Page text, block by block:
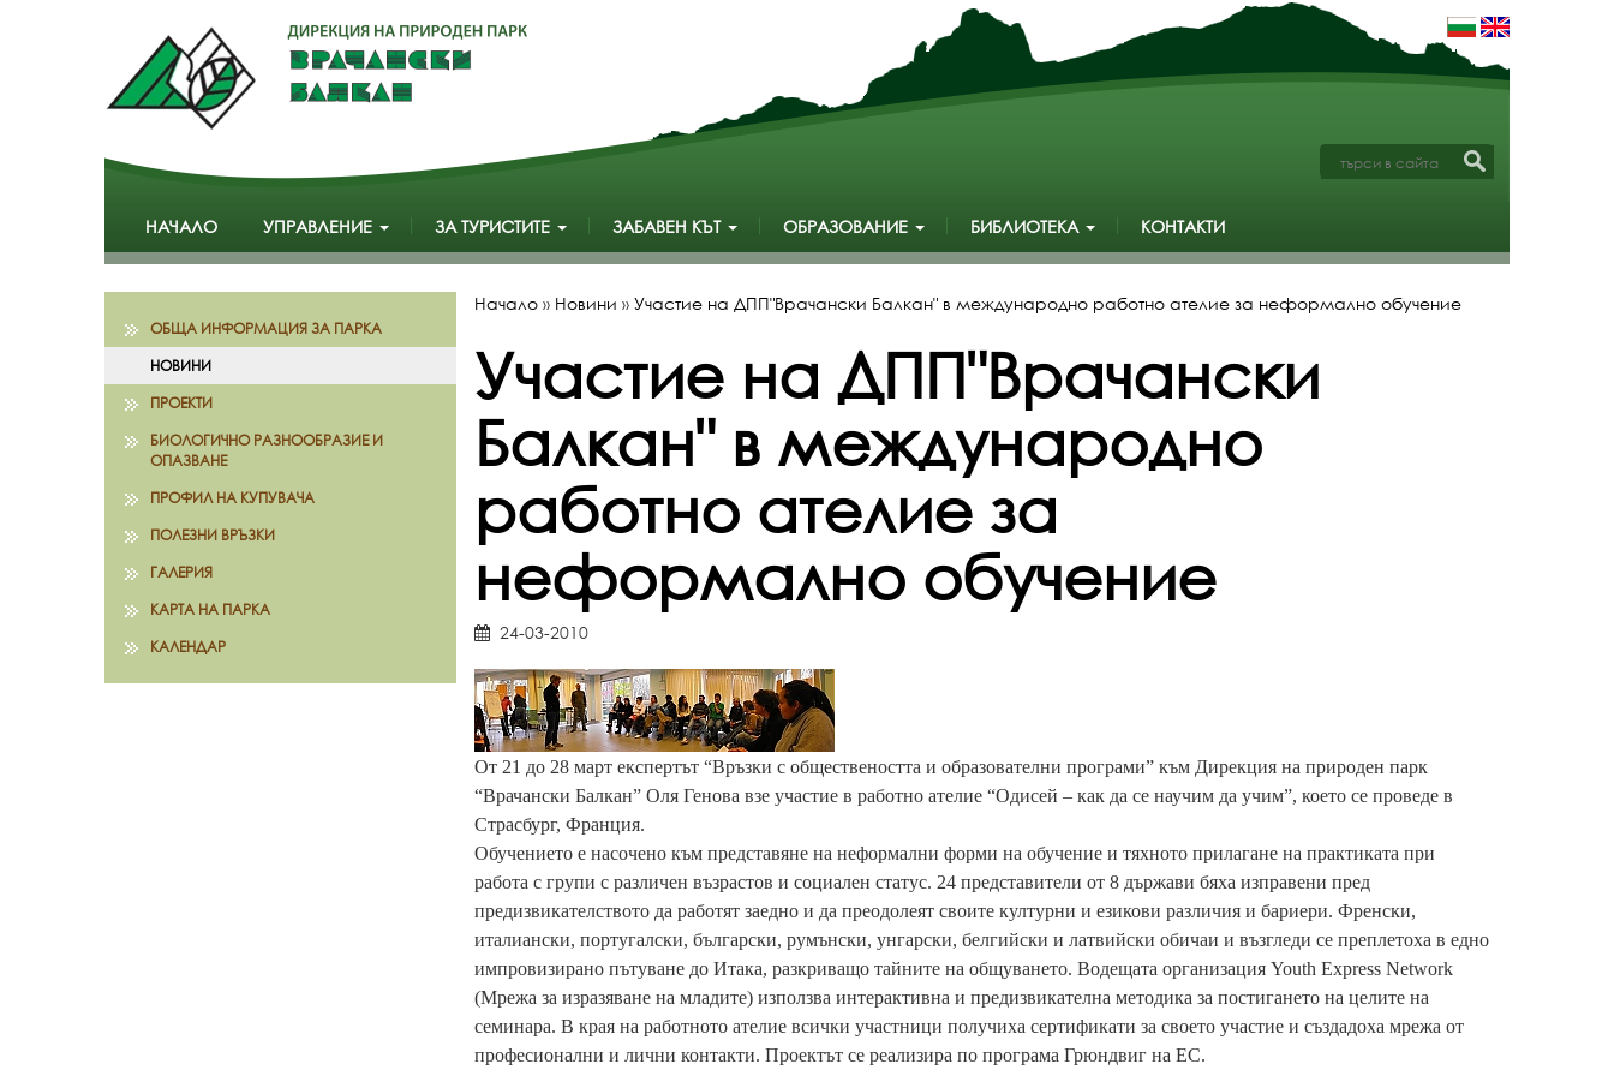
НАЧАЛО УПРАВЛЕНИЕ ЗА ТУРИСТИТЕ ЗАБАВЕН КЪТ ОБРАЗОВАНИЕ БИБЛИОТЕКА КОНТАКТИ
ОБЩА ИНФОРМАЦИЯ ЗА ПАРКА
НОВИНИ
ПРОЕКТИ
БИОЛОГИЧНО РАЗНООБРАЗИЕ И
ОПАЗВАНЕ
ПРОФИЛ НА КУПУВАЧА
ПОЛЕЗНИ ВРЪЗКИ
ГАЛЕРИЯ
КАРТА НА ПАРКА
КАЛЕНДАР
Начало» Новини » Участие на ДПП"Врачански Балкан" в международно работно ателие за неформално обучение
Участие на ДПП"Врачански
Балкан" в международно
работно ателие за
неформално обучение
24-03-2010
От 21 до 28 март експертът “Връзки с обществеността и образователни програми” към Дирекция на природен парк
“Врачански Балкан” Оля Генова взе участие в работно ателие “Одисей – как да се научим да учим”, което се проведе в
Страсбург, Франция.
Обучението е насочено към представяне на неформални форми на обучение и тяхното прилагане на практиката при
работа с групи с различен възрастов и социален статус. 24 представители от 8 държави бяха изправени пред
предизвикателството да работят заедно и да преодолеят своите културни и езикови различия и бариери. Френски,
италиански, португалски, български, румънски, унгарски, белгийски и латвийски обичаи и възгледи се преплетоха в едно
импровизирано пътуване до Итака, разкриващо тайните на общуването. Водещата организация Youth Express Network
(Мрежа за изразяване на младите) използва интерактивна и предизвикателна методика за постигането на целите на
семинара. В края на работното ателие всички участници получиха сертификати за своето участие и създадоха мрежа от
професионални и лични контакти. Проектът се реализира по програма Грюндвиг на ЕС.